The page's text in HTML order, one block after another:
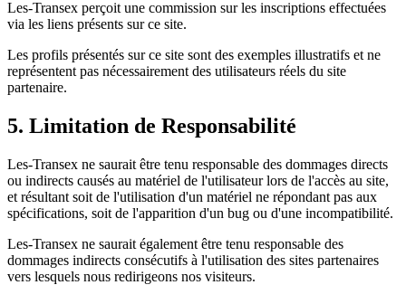
Les-Transex perçoit une commission sur les inscriptions effectuées
via les liens présents sur ce site.
Les profils présentés sur ce site sont des exemples illustratifs et ne
représentent pas nécessairement des utilisateurs réels du site
partenaire.
5. Limitation de Responsabilité
Les-Transex ne saurait être tenu responsable des dommages directs
ou indirects causés au matériel de l'utilisateur lors de l'accès au site,
et résultant soit de l'utilisation d'un matériel ne répondant pas aux
spécifications, soit de l'apparition d'un bug ou d'une incompatibilité.
Les-Transex ne saurait également être tenu responsable des
dommages indirects consécutifs à l'utilisation des sites partenaires
vers lesquels nous redirigeons nos visiteurs.